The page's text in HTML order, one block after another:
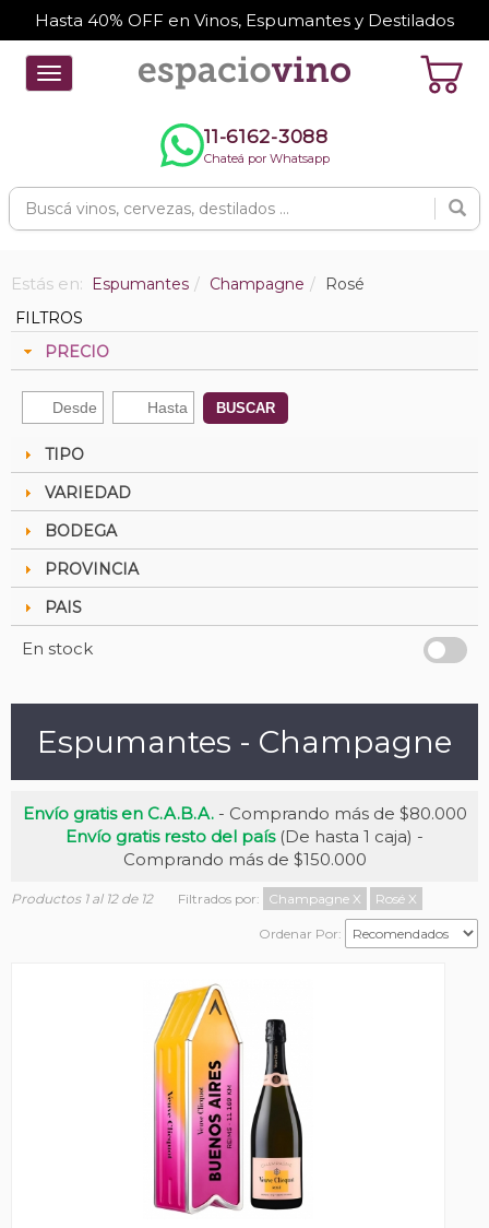
Hasta 40% OFF en Vinos, Espumantes y Destilados
Toggle
navigation
11-6162-3088
Chateá por Whatsapp
Estás en: Espumantes Champagne
Rosé
FILTROS
PRECIO
BUSCAR
TIPO
VARIEDAD
BODEGA
PROVINCIA
PAIS
En stock
Espumantes - Champagne
Envío gratis en C.A.B.A.- Comprando más de $80.000
Envío gratis resto del país(De hasta 1 caja) -
Comprando más de $150.000
Productos 1 al 12 de 12 Filtrados por: Champagne X Rosé X
Ordenar Por: